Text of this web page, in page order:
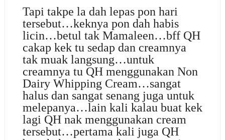
Tapi takpe la dah lepas pon hari
tersebut…keknya pon dah habis
licin…betul tak Mamaleen…bff QH
cakap kek tu sedap dan creamnya
tak muak langsung…untuk
creamnya tu QH menggunakan Non
Dairy Whipping Cream…sangat
halus dan sangat senang juga untuk
melepanya…lain kali kalau buat kek
lagi QH nak menggunakan cream
tersebut…pertama kali juga QH